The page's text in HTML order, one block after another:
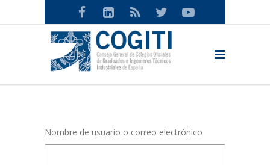
Nombre de usuario o correo electrónico